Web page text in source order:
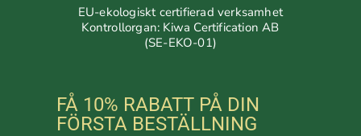
EU-ekologiskt certifierad verksamhet
Kontrollorgan: Kiwa Certification AB
(SE-EKO-01)
FÅ 10% RABATT PÅ DIN
FÖRSTA BESTÄLLNING